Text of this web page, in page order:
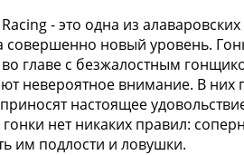
- это одна из
новый уровень.
главе с безжалостным
невероятное внимание. В них
настоящее
нет никаких правил:
им подлости и ловушки.